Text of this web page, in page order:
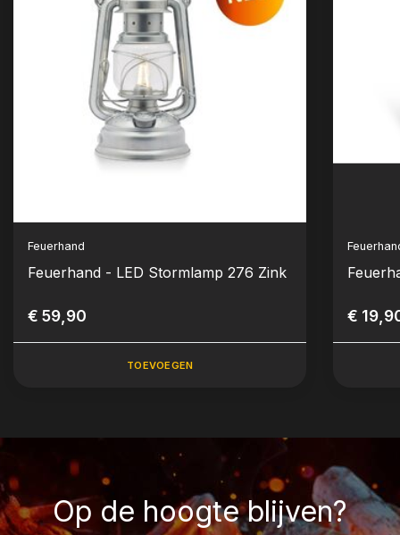
Feuerhand
Feuerhand - LED Stormlamp 276 Zink
€ 59,90
TOEVOEGEN
€
Op de hoogte blijven?